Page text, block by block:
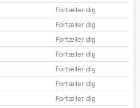
Fortæller dig
Fortæller dig
Fortæller dig
Fortæller dig
Fortæller dig
Fortæller dig
Fortæller dig